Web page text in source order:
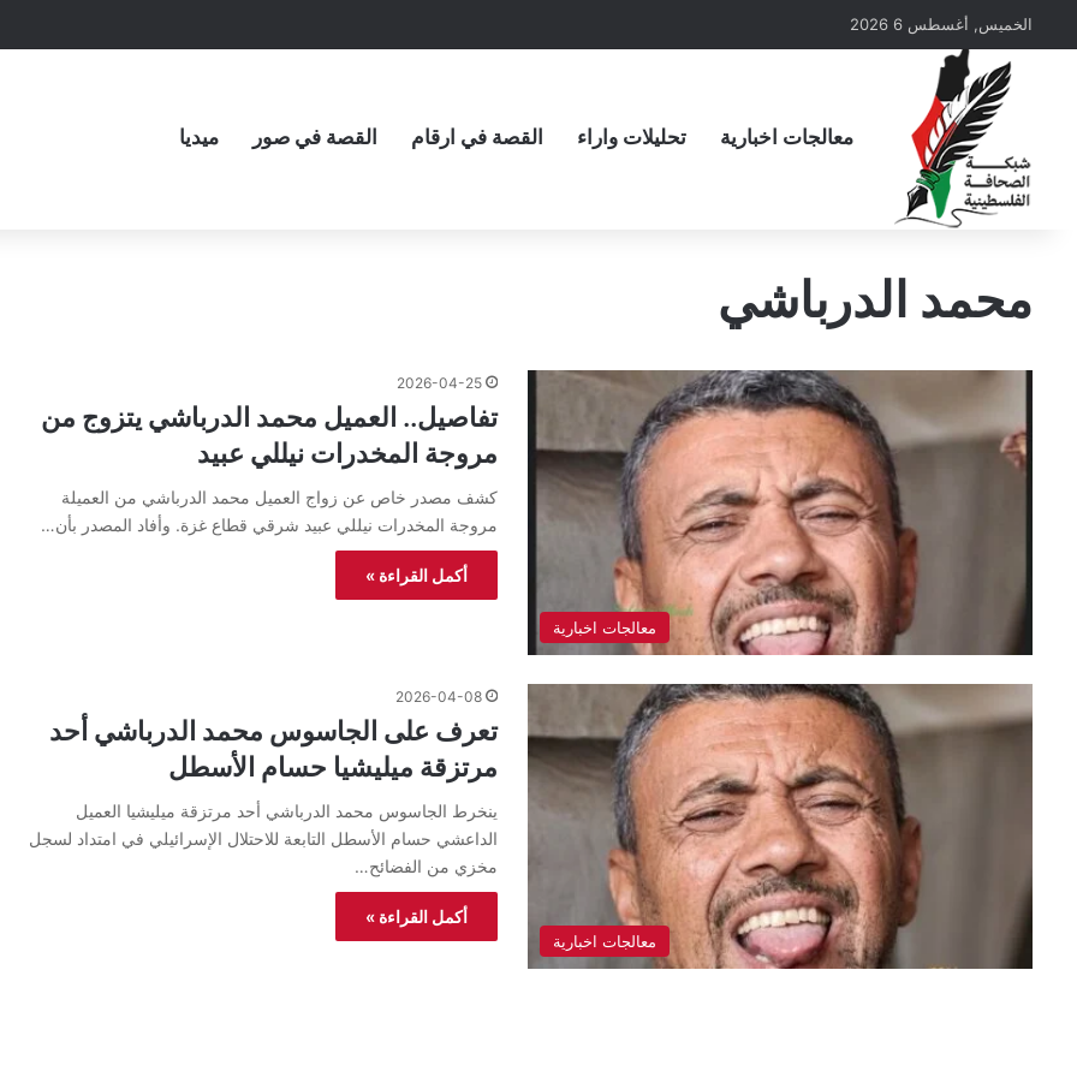
الخميس, أغسطس 6 2026
معالجات اخبارية تحليلات واراء القصة في ارقام القصة في صور ميديا
محمد الدرباشي
معالجات اخبارية
2026-04-25
تفاصيل.. العميل محمد الدرباشي يتزوج من
مروجة المخدرات نيللي عبيد
كشف مصدر خاص عن زواج العميل محمد الدرباشي من العميلة
مروجة المخدرات نيللي عبيد شرقي قطاع غزة. وأفاد المصدر بأن…
أكمل القراءة »
معالجات اخبارية
2026-04-08
​تعرف على الجاسوس محمد الدرباشي أحد
مرتزقة ميليشيا حسام الأسطل
ينخرط الجاسوس محمد الدرباشي أحد مرتزقة ميليشيا العميل
الداعشي حسام الأسطل التابعة للاحتلال الإسرائيلي في امتداد لسجل
مخزي من الفضائح…
أكمل القراءة »